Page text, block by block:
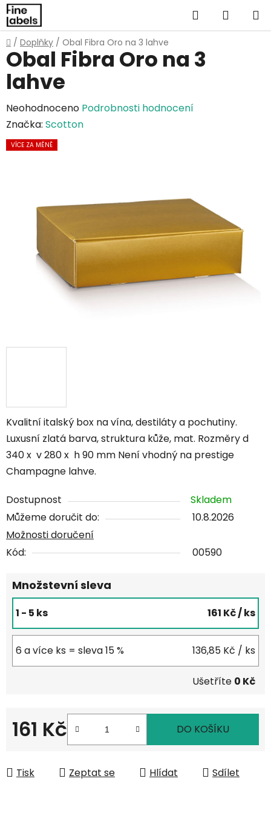
Přejít
na
obsah
Hledat
KOŠÍK
Domů
/ Doplňky / Obal Fibra Oro na 3 lahve
Kvalitní italský box na vína, destiláty a pochutiny.
Luxusní zlatá barva, struktura kůže, mat. Rozměry d
340 x v 280 x h 90 mm Není vhodný na prestige
Champagne lahve.
Dostupnost
Skladem
Můžeme doručit do:
10.8.2026
Možnosti doručení
Kód:
00590
Množstevní sleva
1 - 5 ks 161 Kč/ ks
6 a více ks = sleva 15 % 136,85 Kč / ks
Ušetříte 0 Kč
161 Kč
Měrná cena:
DO KOŠÍKU
Tisk Zeptat se Hlídat Sdílet
Obal Fibra Oro na 3
lahve
Průměrné
hodnocení
produktu
hvězdiček.
Neohodnoceno Podrobnosti hodnocení
Značka: Scotton
VÍCE ZA MÉNĚ